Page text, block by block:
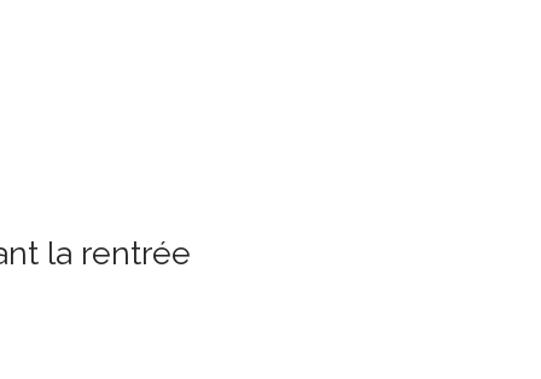
la rentrée